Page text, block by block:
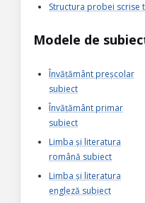
Structura probei scrise
Modele de
Învățământ preșcolar
subiect
Învățământ primar
subiect
Limba și literatura
română subiect
Limba și literatura
engleză subiect